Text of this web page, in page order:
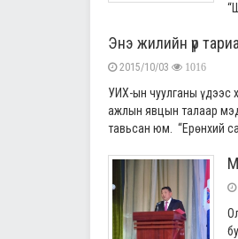
Энэ жилийн үр
2015/10/03 1016
УИХ-ын чуулганы үдээс
ажлын явцын талаар
тавьсан юм. “Ерөнхий